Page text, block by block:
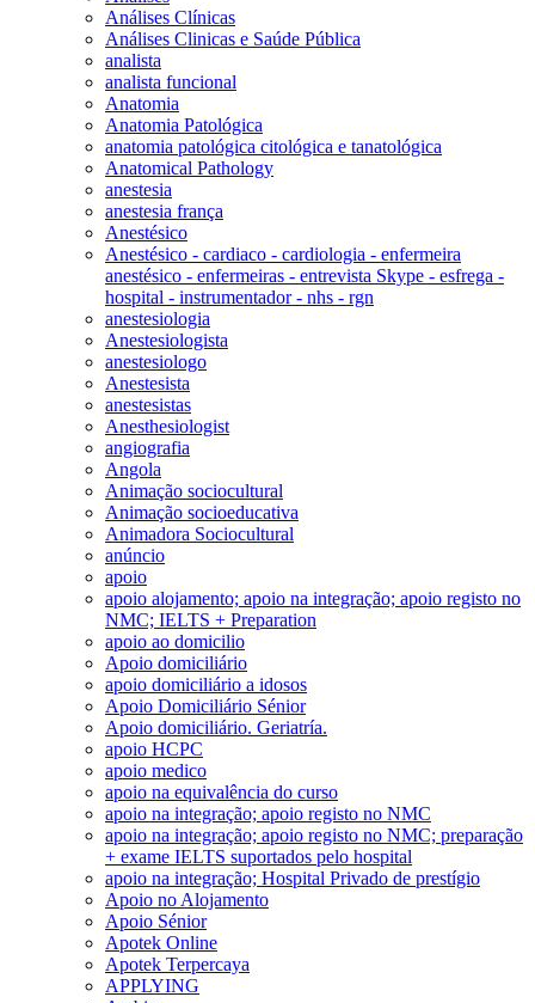
Análises Clínicas
Análises Clinicas e Saúde Pública
analista
analista funcional
Anatomia
Anatomia Patológica
anatomia patológica citológica e tanatológica
Anatomical Pathology
anestesia
anestesia frança
Anestésico
Anestésico - cardiaco - cardiologia - enfermeira
anestésico - enfermeiras - entrevista Skype - esfrega -
hospital - instrumentador - nhs - rgn
anestesiologia
Anestesiologista
anestesiologo
Anestesista
anestesistas
Anesthesiologist
angiografia
Angola
Animação sociocultural
Animação socioeducativa
Animadora Sociocultural
anúncio
apoio
apoio alojamento; apoio na integração; apoio registo no
NMC; IELTS + Preparation
apoio ao domicilio
Apoio domiciliário
apoio domiciliário a idosos
Apoio Domiciliário Sénior
Apoio domiciliário. Geriatría.
apoio HCPC
apoio medico
apoio na equivalência do curso
apoio na integração; apoio registo no NMC
apoio na integração; apoio registo no NMC; preparação
+ exame IELTS suportados pelo hospital
apoio na integração; Hospital Privado de prestígio
Apoio no Alojamento
Apoio Sénior
Apotek Online
Apotek Terpercaya
APPLYING